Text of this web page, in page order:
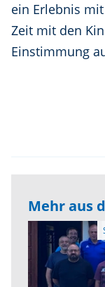
ein Erlebnis
Zeit mit den
Einstimmung
Mehr aus